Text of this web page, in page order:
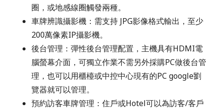
圈，或地感線圈觸發兩種。
車牌辨識攝影機： 需支持 JPG影像格式輸出，至少
200萬像素IP攝影機。
後台管理： 彈性後台管理配置，主機具有HDMI電
腦螢幕介面，可獨立作業不需另外採購PC做後台管
理，也可以用櫃檯或中控中心現有的PC google劉
覽器就可以管理。
預約訪客車牌管理： 住戶或Hotel可以為訪客/客戶